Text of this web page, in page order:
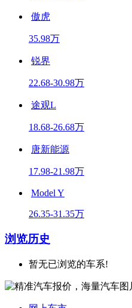
傲虎
35.98万
锐界
22.68-30.98万
途观L
18.68-26.68万
唐新能源
17.98-21.98万
Model Y
26.35-31.35万
浏览历史
暂无已浏览的车系!